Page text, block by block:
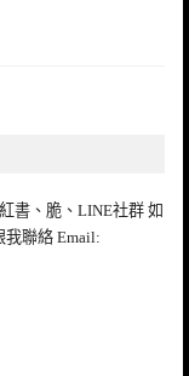
書、脆、LINE社群 如
我聯絡 Email: